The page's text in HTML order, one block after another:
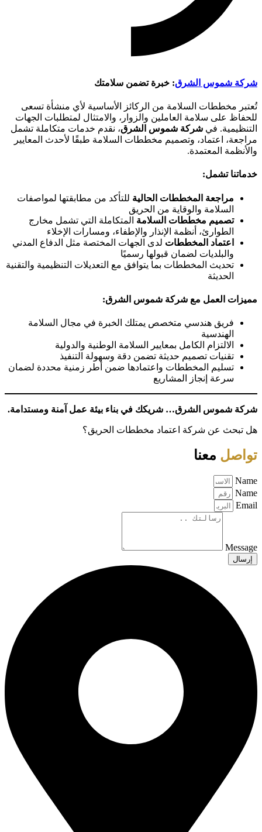
شركة شموس الشرق: خبرة تضمن سلامتك
تُعتبر مخططات السلامة من الركائز الأساسية لأي منشأة تسعى
للحفاظ على سلامة العاملين والزوار، والامتثال لمتطلبات الجهات
التنظيمية. في شركة شموس الشرق، نقدم خدمات متكاملة تشمل
مراجعة، اعتماد، وتصميم مخططات السلامة طبقًا لأحدث المعايير
والأنظمة المعتمدة.
خدماتنا تشمل:
مراجعة المخططات الحالية للتأكد من مطابقتها لمواصفات
السلامة والوقاية من الحريق
تصميم مخططات السلامة المتكاملة التي تشمل مخارج
الطوارئ، أنظمة الإنذار والإطفاء، ومسارات الإخلاء
اعتماد المخططات لدى الجهات المختصة مثل الدفاع المدني
والبلديات لضمان قبولها رسميًا
تحديث المخططات بما يتوافق مع التعديلات التنظيمية والتقنية
الحديثة
مميزات العمل مع شركة شموس الشرق:
فريق هندسي متخصص يمتلك الخبرة في مجال السلامة
الهندسية
الالتزام الكامل بمعايير السلامة الوطنية والدولية
تقنيات تصميم حديثة تضمن دقة وسهولة التنفيذ
تسليم المخططات واعتمادها ضمن أطر زمنية محددة لضمان
سرعة إنجاز المشاريع
شركة شموس الشرق… شريكك في بناء بيئة عمل آمنة ومستدامة.
هل تبحث عن شركة اعتماد مخططات الحريق؟
تواصل معنا
Name
Name
Email
Message
إرسال